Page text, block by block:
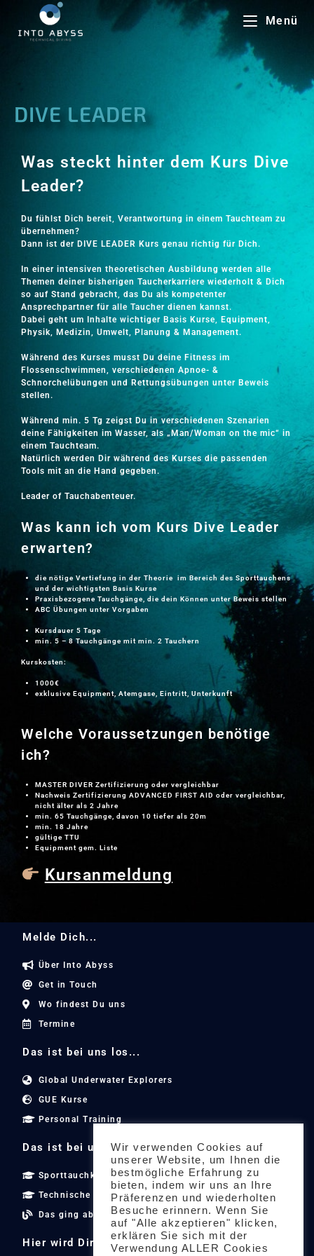
Menü
DIVE LEADER
Was steckt hinter dem Kurs Dive
Leader?
Du fühlst Dich bereit, Verantwortung in einem Tauchteam zu
übernehmen?
Dann ist der DIVE LEADER Kurs genau richtig für Dich.
In einer intensiven theoretischen Ausbildung werden alle
Themen deiner bisherigen Taucherkarriere wiederholt & Dich
so auf Stand gebracht, das Du als kompetenter
Ansprechpartner für alle Taucher dienen kannst.
Dabei geht um Inhalte wichtiger Basis Kurse, Equipment,
Physik, Medizin, Umwelt, Planung & Management.
Während des Kurses musst Du deine Fitness im
Flossenschwimmen, verschiedenen Apnoe- &
Schnorchelübungen und Rettungsübungen unter Beweis
stellen.
Während min. 5 Tg zeigst Du in verschiedenen Szenarien
deine Fähigkeiten im Wasser, als „Man/Woman on the mic“ in
einem Tauchteam.
Natürlich werden Dir während des Kurses die passenden
Tools mit an die Hand gegeben.
Leader of Tauchabenteuer.
Was kann ich vom Kurs Dive Leader
erwarten?
die nötige Vertiefung in der Theorie im Bereich des Sporttauchens
und der wichtigsten Basis Kurse
Praxisbezogene Tauchgänge, die dein Können unter Beweis stellen
ABC Übungen unter Vorgaben
Kursdauer 5 Tage
min. 5 – 8 Tauchgänge mit min. 2 Tauchern
Kurskosten:
1000€
exklusive Equipment, Atemgase, Eintritt, Unterkunft
Welche Voraussetzungen benötige
ich?
MASTER DIVER Zertifizierung oder vergleichbar
Nachweis Zertifizierung ADVANCED FIRST AID oder vergleichbar,
nicht älter als 2 Jahre
min. 65 Tauchgänge, davon 10 tiefer als 20m
min. 18 Jahre
gültige TTU
Equipment gem. Liste
Kursanmeldung
Melde Dich...
Über Into Abyss
Get in Touch
Wo findest Du uns
Termine
Das ist bei uns los...
Global Underwater Explorers
GUE Kurse
Personal Training
Das ist bei uns los...
Sporttauchkurse
Technische Tauchkurse
Das ging ab
Hier wird Dir geholfen...
Wir verwenden Cookies auf
unserer Website, um Ihnen die
bestmögliche Erfahrung zu
bieten, indem wir uns an Ihre
Präferenzen und wiederholten
Besuche erinnern. Wenn Sie
auf "Alle akzeptieren" klicken,
erklären Sie sich mit der
Verwendung ALLER Cookies